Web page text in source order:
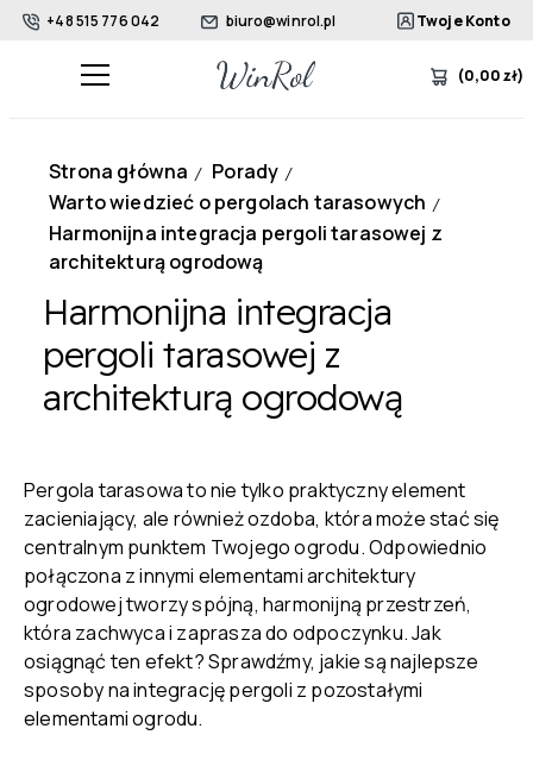
+48 515 776 042 biuro@winrol.pl Twoje Konto
(0,00zł)
Strona główna / Porady /
Warto wiedzieć o pergolach tarasowych /
Harmonijna integracja pergoli tarasowej z
architekturą ogrodową
Harmonijna integracja
pergoli tarasowej z
architekturą ogrodową
Pergola tarasowa to nie tylko praktyczny element
zacieniający, ale również ozdoba, która może stać się
centralnym punktem Twojego ogrodu. Odpowiednio
połączona z innymi elementami architektury
ogrodowej tworzy spójną, harmonijną przestrzeń,
która zachwyca i zaprasza do odpoczynku. Jak
osiągnąć ten efekt? Sprawdźmy, jakie są najlepsze
sposoby na integrację pergoli z pozostałymi
elementami ogrodu.